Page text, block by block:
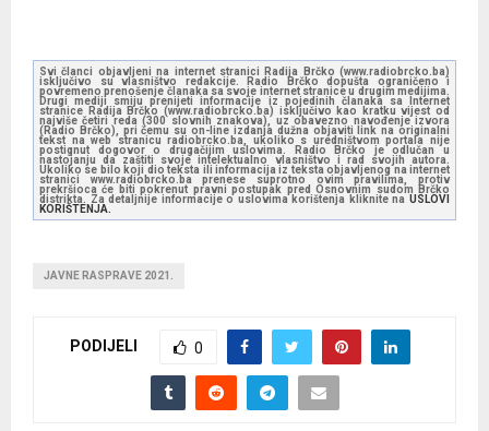
Svi članci objavljeni na internet stranici Radija Brčko (www.radiobrcko.ba)
isključivo su vlasništvo redakcije. Radio Brčko dopušta ograničeno i
povremeno prenošenje članaka sa svoje internet stranice u drugim medijima.
Drugi mediji smiju prenijeti informacije iz pojedinih članaka sa Internet
stranice Radija Brčko (www.radiobrcko.ba) isključivo kao kratku vijest od
najviše četiri reda (300 slovnih znakova), uz obavezno navođenje izvora
(Radio Brčko), pri čemu su on-line izdanja dužna objaviti link na originalni
tekst na web stranicu radiobrcko.ba, ukoliko s uredništvom portala nije
postignut dogovor o drugačijim uslovima. Radio Brčko je odlučan u
nastojanju da zaštiti svoje intelektualno vlasništvo i rad svojih autora.
Ukoliko se bilo koji dio teksta ili informacija iz teksta objavljenog na internet
stranici www.radiobrcko.ba prenese suprotno ovim pravilima, protiv
prekršioca će biti pokrenut pravni postupak pred Osnovnim sudom Brčko
distrikta. Za detaljnije informacije o uslovima korištenja kliknite na USLOVI
KORIŠTENJA.
JAVNE RASPRAVE 2021.
PODIJELI 0